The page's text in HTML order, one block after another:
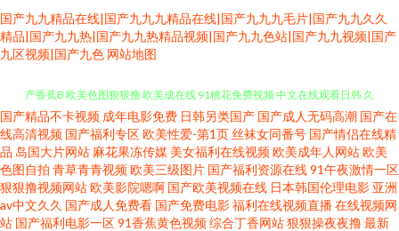
国产九九精品在线|国产九九九精品在线|国产九九九毛片|国产九九久久
精品|国产九九热|国产九九热精品视频|国产九九色站|国产九九视频|国产
九区视频|国产九色 网站地图
人人爽人人射人人操 91z 欧美久久精品 91视频在线免费 亚洲色婷婷五月 国
产香蕉B 欧美色图狠狠撸 欧美成在线 91桃花免费视频 中文在线观看日韩 久
久精品草草草 91啪啪爱 香蕉视频国产路线 国产学生系列 欧美性爱免费一区
国产精品不卡视频 成年电影免费 日韩另类国产 国产成人无码高潮 国产在
线高清视频 国产福利专区欧美性爱-第1页丝袜女同番号 国产情侣在线精
品 岛国大片网站 麻花果冻传媒 美女福利在线视频欧美成年人网站欧美
色图自拍 青草青青视频欧美三级图片 国产福利资源在线91午夜激情一区
狠狠撸视频网站欧美影院嗯啊 国产欧美视频在线 日本韩国伦理电影 亚洲
av中文久久 国产成人免费看 国产免费电影福利在线视频直播在线视频网
站 国产福利电影一区91香蕉黄色视频综合丁香网站狠狠操夜夜撸最新